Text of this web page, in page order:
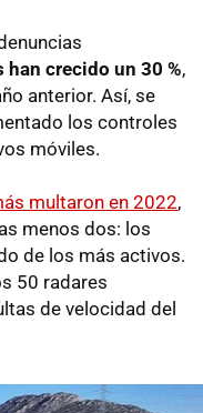
han crecido un 30 %,
anterior. Así, se
los controles
móviles.
multaron en 2022,
menos dos: los
de los más activos.
50 radares
de velocidad del